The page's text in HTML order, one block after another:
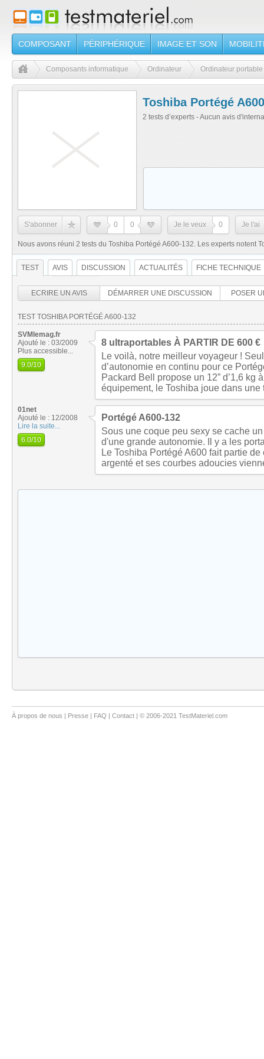
COMPOSANT PÉRIPHÉRIQUE IMAGE ET SON
Composants informatique Ordinateur Ordinateur portable
Toshiba Portégé
2 tests d’experts - Aucun avis
S'abonner 0 0 Je le veux 0 Je l'ai
Nous avons réuni 2 tests du Toshiba Portégé A600-132. Les experts notent
TEST AVIS DISCUSSION ACTUALITÉS FICHE TECHNIQUE
ECRIRE UN AVIS DÉMARRER UNE DISCUSSION POSER
TEST TOSHIBA PORTÉGÉ A600-132
SVMlemag.fr
Ajouté le : 03/2009
Plus accessible...
9.0/10
8 ultraportables À PARTIR DE 600 €
Le voilà, notre meilleur voyageur !
d’autonomie en continu pour ce
Packard Bell propose un 12” d’1,6 kg
équipement, le Toshiba joue dans une
01net
Ajouté le : 12/2008
Lire la suite...
6.0/10
Portégé A600-132
Sous une coque peu sexy se cache
d'une grande autonomie. Il y a les
Le Toshiba Portégé A600 fait partie
argenté et ses courbes adoucies
À propos de nous | Presse | FAQ | Contact | © 2006-2021 TestMateriel.com